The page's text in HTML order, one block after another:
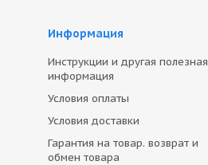
Информация
Инструкции и другая полезная
информация
Условия оплаты
Условия доставки
Гарантия на товар. возврат и
обмен товара